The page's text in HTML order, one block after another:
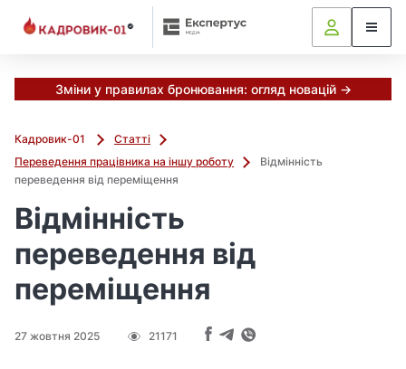
Зміни у правилах бронювання: огляд новацій →
Кадровик-01
Статті
Переведення працівника на іншу роботу
Відмінність
переведення від переміщення
Відмінність
переведення від
переміщення
27 жовтня 2025 21171